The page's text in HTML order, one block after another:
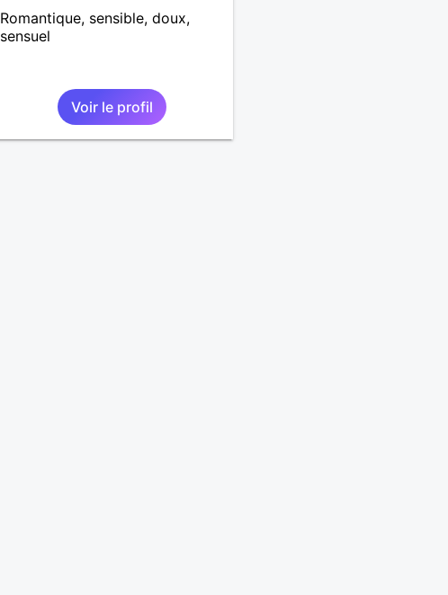
Romantique, sensible, doux,
sensuel
Voir le profil